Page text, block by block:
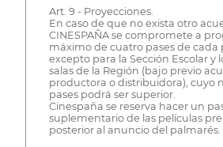
Art. 9 - Proyecciones.
En caso de que no exista otro
CINESPAÑA se compromete a
máximo de cuatro pases de cada
excepto para la Sección Escolar y
salas de la Región (bajo previo
productora o distribuidora), cuyo
pases podrá ser superior.
Cinespaña se reserva hacer un
suplementario de las películas
posterior al anuncio del palmarés.